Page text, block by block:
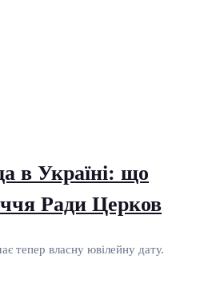
в Україні: що
Ради Церков
тепер власну ювілейну дату.